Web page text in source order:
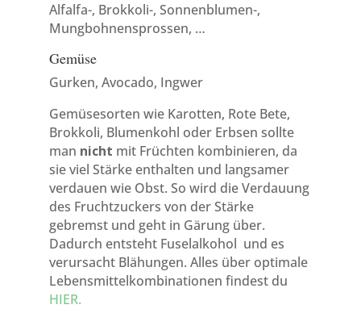
Alfalfa-, Brokkoli-, Sonnenblumen-,
Mungbohnensprossen, …
Gemüse
Gurken, Avocado, Ingwer
Gemüsesorten wie Karotten, Rote Bete,
Brokkoli, Blumenkohl oder Erbsen sollte
man nicht mit Früchten kombinieren, da
sie viel Stärke enthalten und langsamer
verdauen wie Obst. So wird die Verdauung
des Fruchtzuckers von der Stärke
gebremst und geht in Gärung über.
Dadurch entsteht Fuselalkohol und es
verursacht Blähungen. Alles über optimale
Lebensmittelkombinationen findest du
HIER.